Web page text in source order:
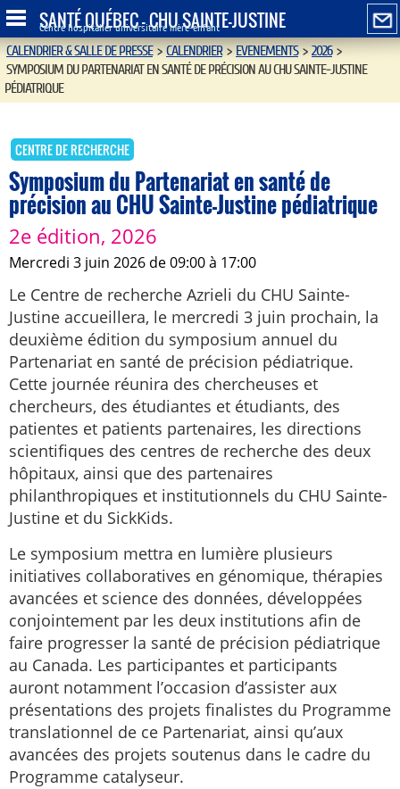
SANTÉ QUÉBEC - CHU SAINTE-JUSTINE
Centre hospitalier universitaire mère-enfant
CALENDRIER & SALLE DE PRESSE>CALENDRIER>EVENEMENTS>2026>
SYMPOSIUM DU PARTENARIAT EN SANTÉ DE PRÉCISION AU CHU SAINTE-JUSTINE
PÉDIATRIQUE
CENTRE DE RECHERCHE
Symposium du Partenariat en santé de
précision au CHU Sainte-Justine pédiatrique
2e édition, 2026
mercredi 3 juin 2026 de 09:00 à 17:00
Le Centre de recherche Azrieli du CHU Sainte-
Justine accueillera, le mercredi 3 juin prochain, la
deuxième édition du symposium annuel du
Partenariat en santé de précision pédiatrique.
Cette journée réunira des chercheuses et
chercheurs, des étudiantes et étudiants, des
patientes et patients partenaires, les directions
scientifiques des centres de recherche des deux
hôpitaux, ainsi que des partenaires
philanthropiques et institutionnels du CHU Sainte-
Justine et du SickKids.
Le symposium mettra en lumière plusieurs
initiatives collaboratives en génomique, thérapies
avancées et science des données, développées
conjointement par les deux institutions afin de
faire progresser la santé de précision pédiatrique
au Canada. Les participantes et participants
auront notamment l’occasion d’assister aux
présentations des projets finalistes du Programme
translationnel de ce Partenariat, ainsi qu’aux
avancées des projets soutenus dans le cadre du
Programme catalyseur.